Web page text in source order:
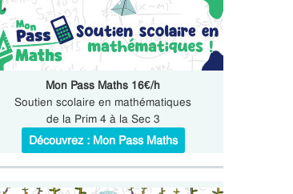
Mon Pass Maths 16€/h
Soutien scolaire en mathématiques
de la Prim 4 à la Sec 3
Découvrez : Mon Pass Maths